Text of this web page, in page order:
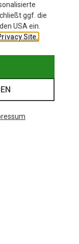
ggf. die
USA ein.
Site.